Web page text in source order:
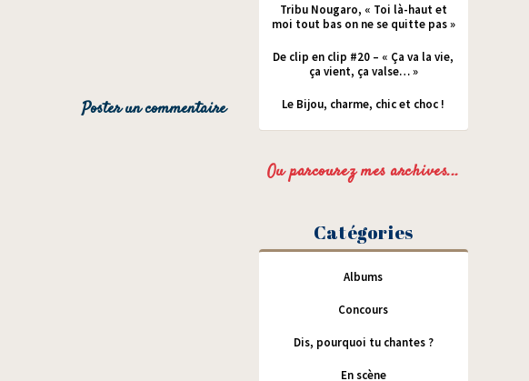
Tribu Nougaro, « Toi là-haut et
moi tout bas on ne se quitte pas »
De clip en clip #20 – « Ça va la vie,
ça vient, ça valse… »
Le Bijou, charme, chic et choc !
Ou parcourez mes archives...
Catégories
Albums
Concours
Dis, pourquoi tu chantes ?
En scène